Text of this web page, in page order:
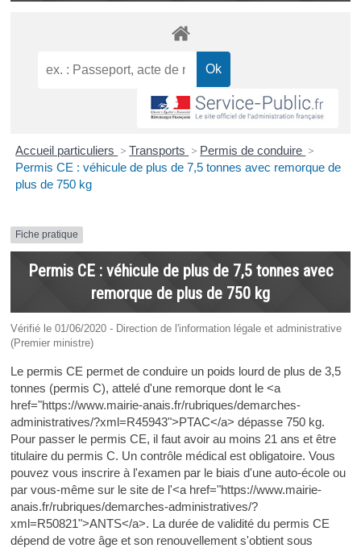
Accueil particuliers > Transports > Permis de conduire >
Permis CE : véhicule de plus de 7,5 tonnes avec remorque de
plus de 750 kg
Fiche pratique
Permis CE : véhicule de plus de 7,5 tonnes avec
remorque de plus de 750 kg
Vérifié le 01/06/2020 - Direction de l'information légale et administrative
(Premier ministre)
Le permis CE permet de conduire un poids lourd de plus de 3,5
tonnes (permis C), attelé d'une remorque dont le <a
href="https://www.mairie-anais.fr/rubriques/demarches-
administratives/?xml=R45943">PTAC</a> dépasse 750 kg.
Pour passer le permis CE, il faut avoir au moins 21 ans et être
titulaire du permis C. Un contrôle médical est obligatoire. Vous
pouvez vous inscrire à l'examen par le biais d'une auto-école ou
par vous-même sur le site de l'<a href="https://www.mairie-
anais.fr/rubriques/demarches-administratives/?
xml=R50821">ANTS</a>. La durée de validité du permis CE
dépend de votre âge et son renouvellement s'obtient sous